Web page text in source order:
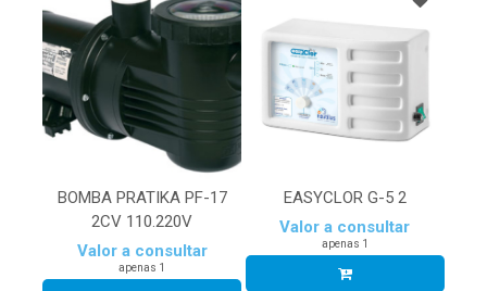
BOMBA PRATIKA PF-17
2CV 110.220V
Valor a consultar
apenas 1
EASYCLOR G-5 2
Valor a consultar
apenas 1